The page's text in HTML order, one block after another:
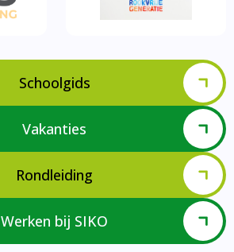
Schoolgids
Vakanties
Rondleiding
Werken bij SIKO